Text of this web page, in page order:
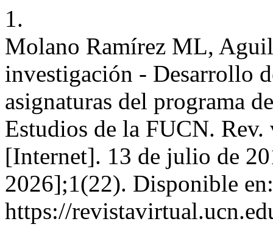
1.
Molano Ramírez ML,
investigación - Desarrollo
asignaturas del programa
Estudios de la FUCN.
[Internet]. 13 de julio de
2026];1(22). Disponible en:
https://